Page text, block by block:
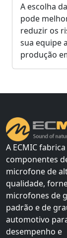
A escolha
pode
reduzir os
sua equipe
produção
A ECMIC fabrica
componentes
microfone de
qualidade,
microfones de
padrão e de
automotivo
desempenho e